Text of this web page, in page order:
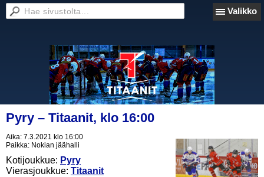
Valikko
Pyry – Titaanit, klo 16:00
Aika: 7.3.2021 klo 16:00
Paikka: Nokian jäähalli
Kotijoukkue: Pyry
Vierasjoukkue: Titaanit